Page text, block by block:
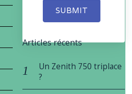
SUBMIT
Articles récents
Un Zenith 750 triplace
?